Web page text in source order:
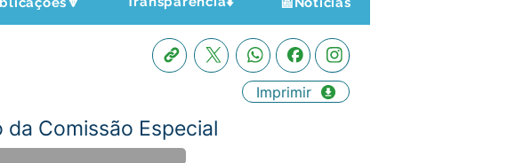
Imprimir
Comissão Especial